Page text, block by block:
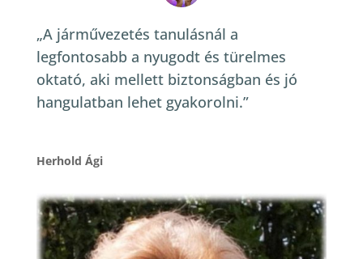
„A járművezetés tanulásnál a
legfontosabb a nyugodt és türelmes
oktató, aki mellett biztonságban és jó
hangulatban lehet gyakorolni.”
Herhold Ági